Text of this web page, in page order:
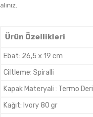
alınız.
Ürün Özellikleri
Ebat: 26,5 x 19 cm
Ciltleme: Spiralli
Kapak Materyali : Termo Deri
Kağıt: Ivory 80 gr